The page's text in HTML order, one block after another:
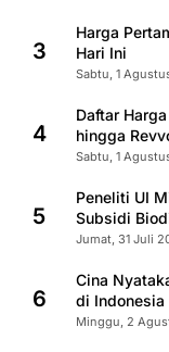
3
Harga
Hari Ini
Sabtu, 1
4
Daftar
hingga
Sabtu, 1
5
Peneliti UI
Subsidi
Jumat, 31 Juli
6
Cina
di Indonesia
Minggu, 2